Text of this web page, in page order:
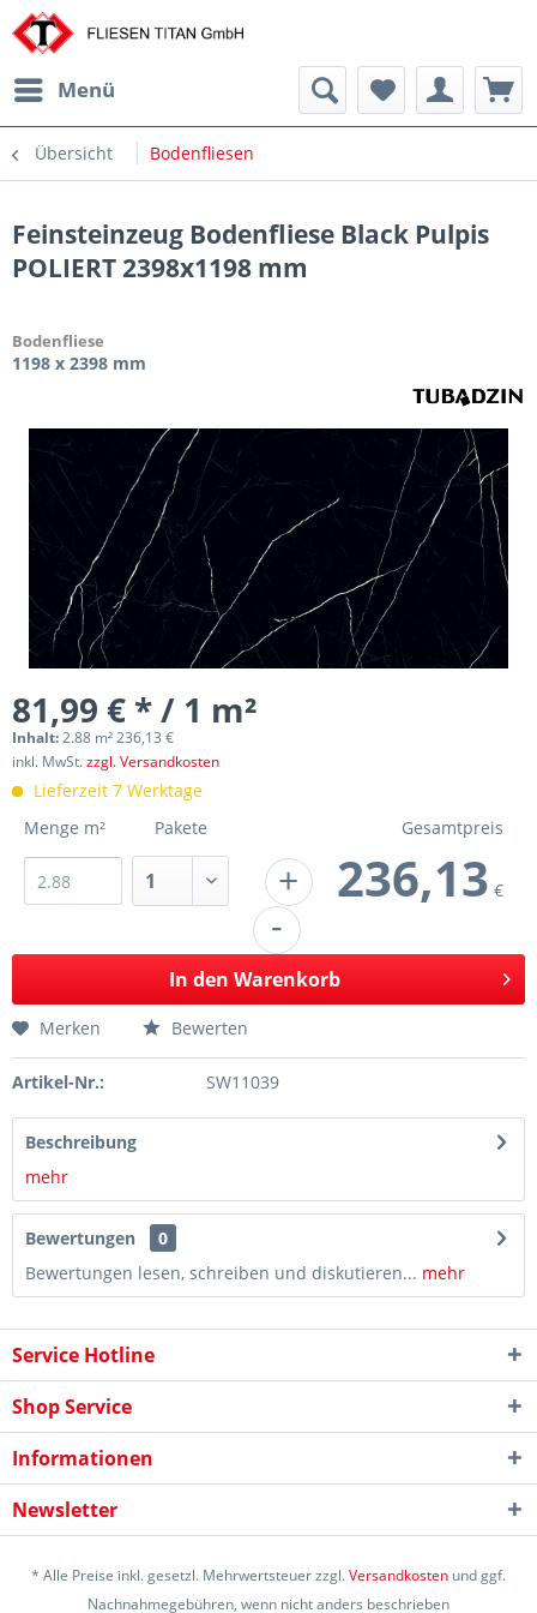
Menü
Übersicht Bodenfliesen
Feinsteinzeug Bodenfliese Black Pulpis
POLIERT 2398x1198 mm
Bodenfliese
1198 x 2398 mm
81,99 € * / 1 m²
Inhalt:2.88 m² 236,13 €
inkl. MwSt.zzgl. Versandkosten
Lieferzeit 7 Werktage
Menge m²
Pakete
+
-
Gesamtpreis
236,13 €
In den Warenkorb
Merken Bewerten
Artikel-Nr.: SW11039
Beschreibung
mehr
Bewertungen
0
Bewertungen lesen, schreiben und diskutieren... mehr
Service Hotline
Shop Service
Informationen
Newsletter
* Alle Preise inkl. gesetzl. Mehrwertsteuer zzgl.Versandkosten und ggf.
Nachnahmegebühren, wenn nicht anders beschrieben